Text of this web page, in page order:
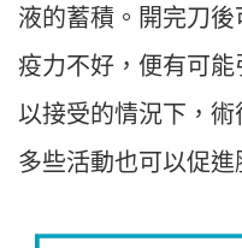
液的蓄積。開完刀
疫力不好，便有可
以接受的情況下，術
多些活動也可以促進